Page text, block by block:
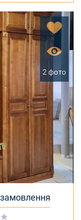
2 фото